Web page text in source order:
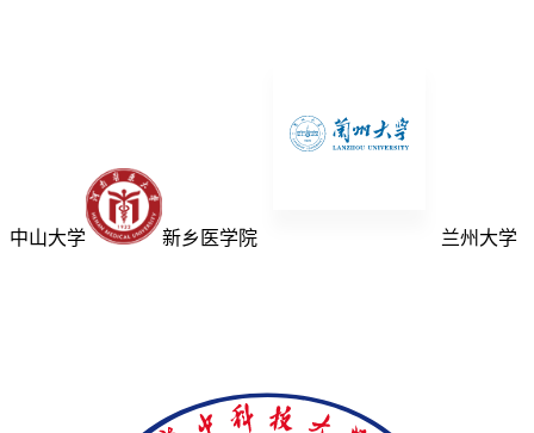
中山大学 新乡医学院 兰州大学